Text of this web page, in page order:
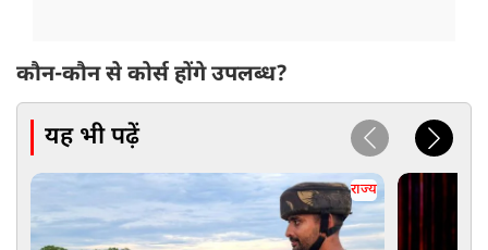
कौन-कौन से कोर्स होंगे उपलब्ध?
यह भी पढ़ें
राज्य